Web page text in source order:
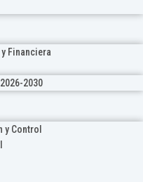
Financiera
2030
y Control